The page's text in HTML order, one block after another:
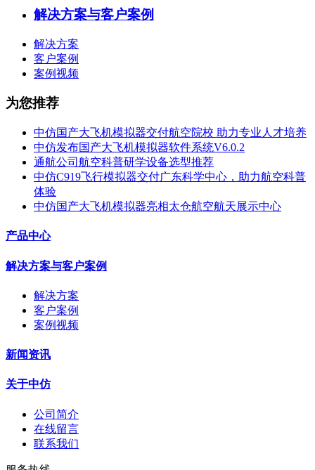
解决方案与客户案例
解决方案
客户案例
案例视频
为您推荐
中仿国产大飞机模拟器交付航空院校 助力专业人才培养
中仿发布国产大飞机模拟器软件系统V6.0.2
通航公司航空科普研学设备选型推荐
中仿C919飞行模拟器交付广东科学中心，助力航空科普
体验
中仿国产大飞机模拟器亮相太仓航空航天展示中心
产品中心
解决方案与客户案例
解决方案
客户案例
案例视频
新闻资讯
关于中仿
公司简介
在线留言
联系我们